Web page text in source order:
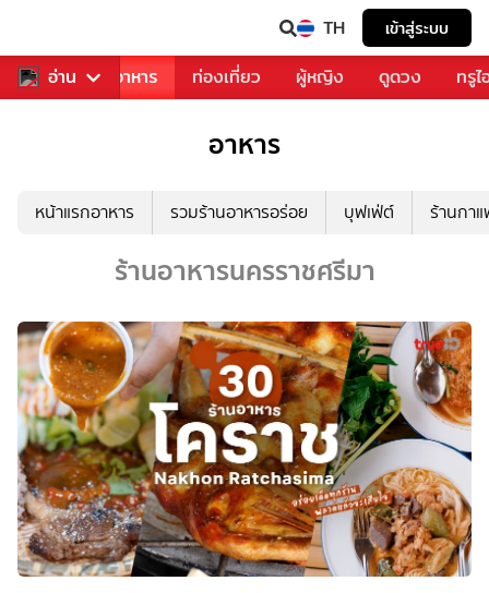
TH เข้าสู่ระบบ
อ่าน
การเพลง อาหาร ท่องเที่ยว ผู้หญิง ดูดวง ทรู
อาหาร
หน้าแรกอาหาร รวมร้านอาหารอร่อย บุฟเฟ่ต์ ร้านกา
ร้านอาหารนครราชศรีมา